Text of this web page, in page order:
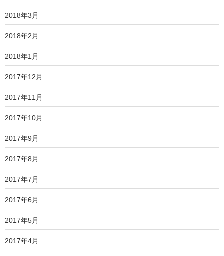
2018年3月
2018年2月
2018年1月
2017年12月
2017年11月
2017年10月
2017年9月
2017年8月
2017年7月
2017年6月
2017年5月
2017年4月